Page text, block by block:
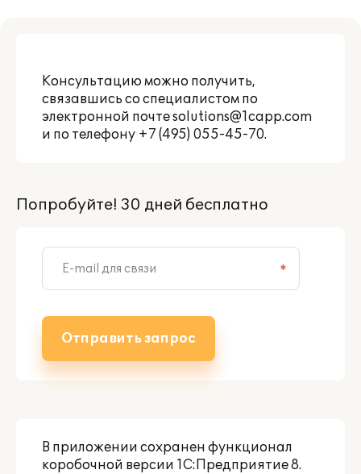
Консультацию можно получить,
связавшись со специалистом по
электронной почтеsolutions@1capp.com
и по телефону +7 (495) 055-45-70.
Попробуйте! 30 дней бесплатно
*
Отправить запрос
В приложении сохранен функционал
коробочной версии 1С:Предприятие 8.